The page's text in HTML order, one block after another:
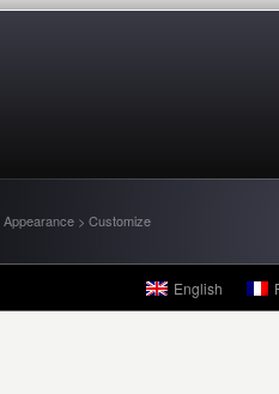
Appearance > Customize
English